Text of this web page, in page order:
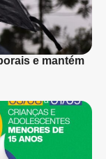
e mantém